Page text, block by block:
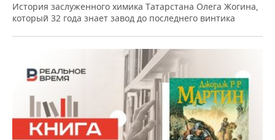
История заслуженного химика Татарстана Олега Жогина,
который 32 года знает завод до последнего винтика